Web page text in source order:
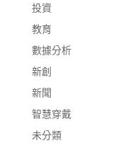
投資
教育
數據分析
新創
新聞
智慧穿戴
未分類